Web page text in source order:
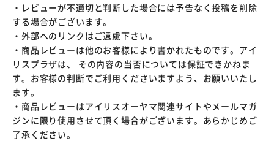
・レビューが不適切と判断した場合には予告なく投稿を削除
する場合がございます。
・外部へのリンクはご遠慮下さい。
・商品レビューは他のお客様により書かれたものです。アイ
リスプラザは、 その内容の当否については保証できかねま
す。お客様の判断でご利用くださいますよう、お願いいたし
ます。
・商品レビューはアイリスオーヤマ関連サイトやメールマガ
ジンに限り使用させて頂く場合がございます。あらかじめご
了承ください。